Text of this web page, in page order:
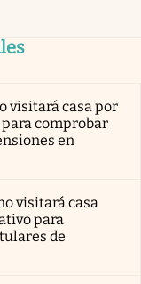
visitará casa por
comprobar
en
visitará casa
para
de